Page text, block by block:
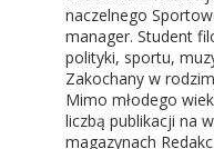
naczelnego
manager. Student
polityki, sportu,
Zakochany w
Mimo młodego
liczbą publikacji na
magazynach